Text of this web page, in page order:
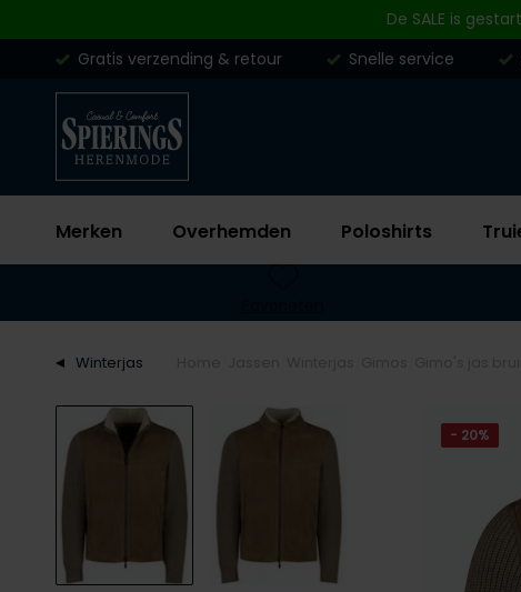
De SALE is
Gratis verzending & retour
Snelle service
Merken Overhemden Poloshirts
Winterjas
- 20%